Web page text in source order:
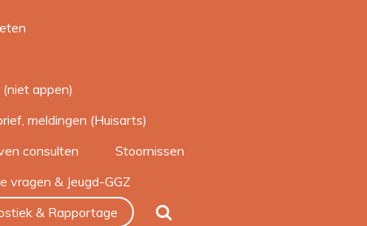
appen)
meldingen (Huisarts)
consulten
Stoornissen
vragen & Jeugd-GGZ
& Rapportage